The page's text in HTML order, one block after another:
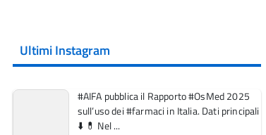
Ultimi Instagram
#AIFA pubblica il Rapporto #OsMed 2025
sull’uso dei #farmaci in Italia. Dati principali
⬇️ 💊 Nel ...